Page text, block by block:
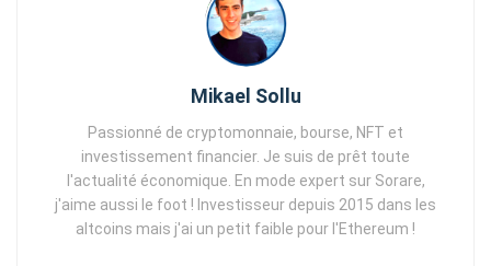
Mikael Sollu
Passionné de cryptomonnaie, bourse, NFT et
investissement financier. Je suis de prêt toute
l'actualité économique. En mode expert sur Sorare,
j'aime aussi le foot ! Investisseur depuis 2015 dans les
altcoins mais j'ai un petit faible pour l'Ethereum !